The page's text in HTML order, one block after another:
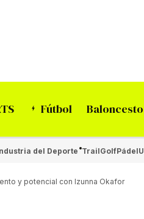
Fútbol Baloncesto
del Deporte TrailGolfPádel
y potencial con Izunna Okafor